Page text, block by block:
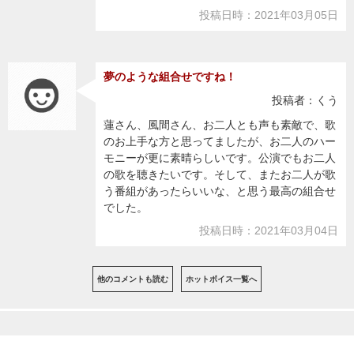
投稿日時：2021年03月05日
夢のような組合せですね！
投稿者：くう
蓮さん、風間さん、お二人とも声も素敵で、歌
のお上手な方と思ってましたが、お二人のハー
モニーが更に素晴らしいです。公演でもお二人
の歌を聴きたいです。そして、またお二人が歌
う番組があったらいいな、と思う最高の組合せ
でした。
投稿日時：2021年03月04日
他のコメントも読む ホットボイス一覧へ